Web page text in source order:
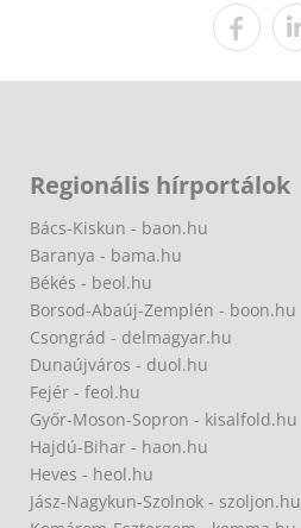
Regionális hírportálok
Bács-Kiskun - baon.hu
Baranya - bama.hu
Békés - beol.hu
Borsod-Abaúj-Zemplén - boon.hu
Csongrád - delmagyar.hu
Dunaújváros - duol.hu
Fejér - feol.hu
Győr-Moson-Sopron - kisalfold.hu
Hajdú-Bihar - haon.hu
Heves - heol.hu
Jász-Nagykun-Szolnok - szoljon.hu